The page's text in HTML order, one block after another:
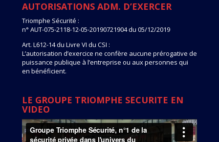
AUTORISATIONS ADM. D’EXERCER
Triomphe Sécurité :
n° AUT-075-2118-12-05-20190721904 du 05/12/2019
Art. L612-14 du Livre VI du CSI :
L’autorisation d’exercice ne confère aucune prérogative de
puissance publique à l’entreprise ou aux personnes qui
en bénéficient.
LE GROUPE TRIOMPHE SECURITE EN
VIDEO
Lecteur
vidéo